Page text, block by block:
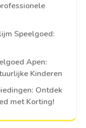
Speelgoed:
Apen:
Kinderen
Ontdek
met Korting!